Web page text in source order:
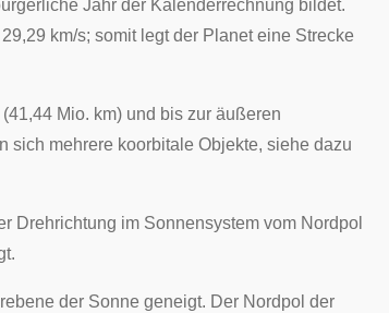
Jahr der Kalenderrechnung bildet.
km/s; somit legt der Planet eine Strecke
Mio. km) und bis zur äußeren
sich mehrere koorbitale Objekte, siehe dazu
Drehrichtung im Sonnensystem vom Nordpol
der Sonne geneigt. Der Nordpol der